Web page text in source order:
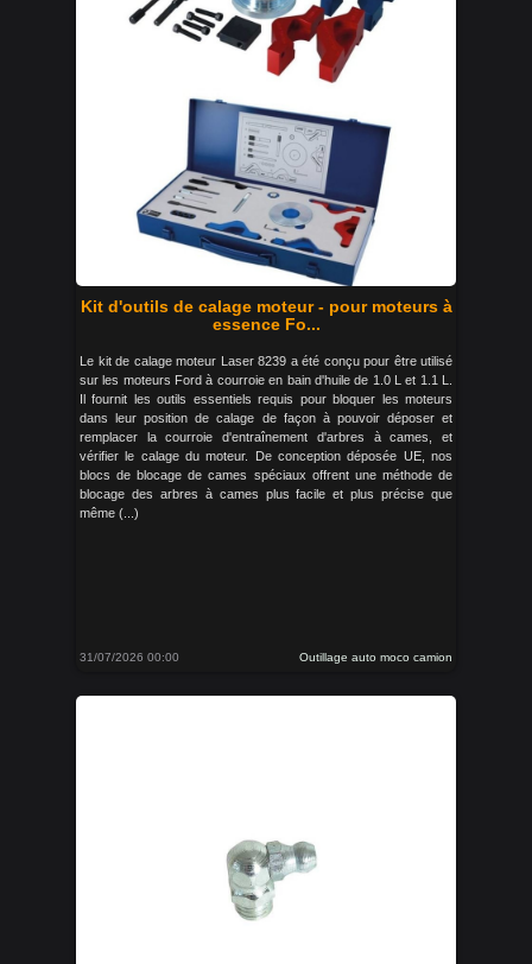
Kit d'outils de calage moteur - pour moteurs à
essence Fo...
Le kit de calage moteur Laser 8239 a été conçu pour être utilisé
sur les moteurs Ford à courroie en bain d'huile de 1.0 L et 1.1 L.
Il fournit les outils essentiels requis pour bloquer les moteurs
dans leur position de calage de façon à pouvoir déposer et
remplacer la courroie d'entraînement d'arbres à cames, et
vérifier le calage du moteur. De conception déposée UE, nos
blocs de blocage de cames spéciaux offrent une méthode de
blocage des arbres à cames plus facile et plus précise que
même (...)
31/07/2026 00:00 Outillage auto moco camion